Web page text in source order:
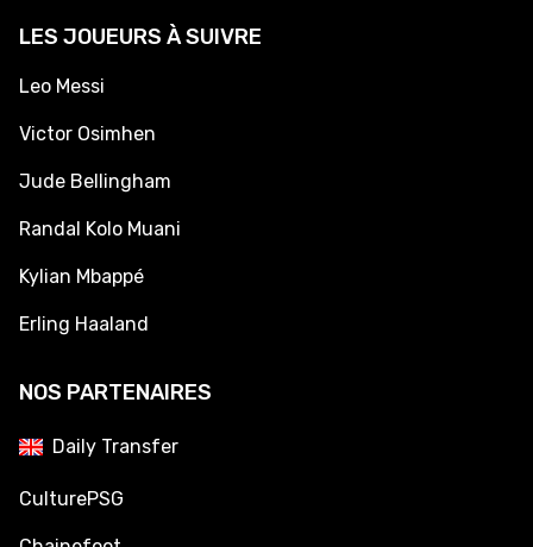
LES JOUEURS À SUIVRE
Leo Messi
Victor Osimhen
Jude Bellingham
Randal Kolo Muani
Kylian Mbappé
Erling Haaland
NOS PARTENAIRES
Daily Transfer
CulturePSG